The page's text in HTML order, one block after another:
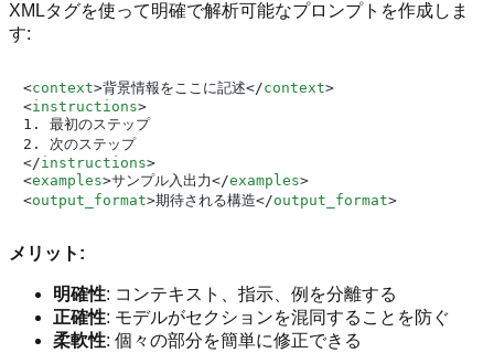
XMLタグを使って明確で解析可能なプロンプトを作成しま
す:
<context>背景情報をここに記述</context>
<instructions>
1. 最初のステップ
</instructions>
<examples>サンプル入出力</examples>
<output_format>期待される構造</output_format>
メリット:
明確性: コンテキスト、指示、例を分離する
正確性: モデルがセクションを混同することを防ぐ
柔軟性: 個々の部分を簡単に修正できる